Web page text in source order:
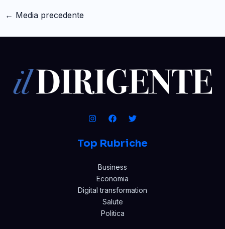
← Media precedente
Top Rubriche
Business
Economia
Digital transformation
Salute
Politica